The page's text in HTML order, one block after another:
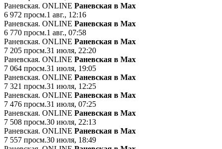
Раневская. ONLINE Раневская в Мах
6 972 просм.1 авг., 12:16
Раневская. ONLINE Раневская в Мах
6 770 просм.1 авг., 07:58
Раневская. ONLINE Раневская в Мах
7 205 просм.31 июля, 22:20
Раневская. ONLINE Раневская в Мах
7 064 просм.31 июля, 19:05
Раневская. ONLINE Раневская в Мах
7 321 просм.31 июля, 12:25
Раневская. ONLINE Раневская в Мах
7 476 просм.31 июля, 07:25
Раневская. ONLINE Раневская в Мах
7 508 просм.30 июля, 22:13
Раневская. ONLINE Раневская в Мах
7 557 просм.30 июля, 18:49